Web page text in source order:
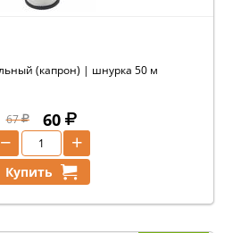
(капрон) | шнурка 50 м
67 60
+
−
Купить